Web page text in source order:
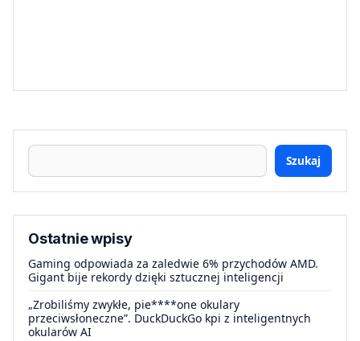
Szukaj
Ostatnie wpisy
Gaming odpowiada za zaledwie 6% przychodów AMD.
Gigant bije rekordy dzięki sztucznej inteligencji
„Zrobiliśmy zwykłe, pie****one okulary
przeciwsłoneczne”. DuckDuckGo kpi z inteligentnych
okularów AI